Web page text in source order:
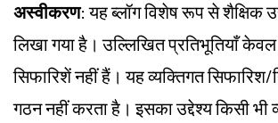
अस्वीकरण: यह ब्लॉग विशेष रूप से शैक्षिक
लिखा गया है। उल्लिखित प्रतिभूतियाँ
सिफारिशें नहीं हैं। यह व्यक्तिगत
गठन नहीं करता है। इसका उद्देश्य किसी भी